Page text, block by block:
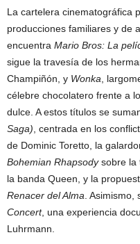
La cartelera cinematográfica
producciones familiares y de
encuentra Mario Bros: La
sigue la travesía de los
Champiñón, y Wonka ,
célebre chocolatero frente a
dulce. A estos títulos se
Saga) , centrada en los
de Dominic Toretto, la
Bohemian Rhapsodysobre la
la banda Queen, y la
Renacer del Alma . Asimismo,
Concert, una experiencia
Luhrmann.